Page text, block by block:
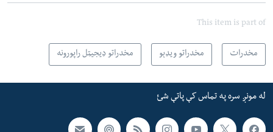
This item is part of
مخدرات مخدراتو ویډېو مخدراتو ډیجیټل راپورونه
له مونږ سره په تماس کې پاتې شئ